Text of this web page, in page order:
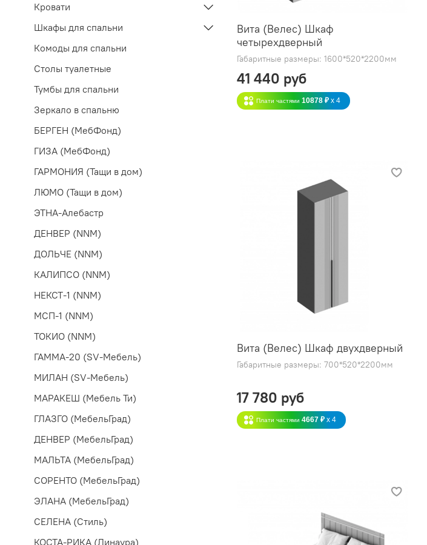
Вита (Велес) Шкаф
четырехдверный
Габаритные размеры: 1600*520*2200мм
41 440 руб
Плати частями10878 ₽ x 4
Вита (Велес) Шкаф двухдверный
Габаритные размеры: 700*520*2200мм
17 780 руб
Плати частями4667 ₽ x 4
Кровати
Шкафы для спальни
Комоды для спальни
Столы туалетные
Тумбы для спальни
Зеркало в спальню
БЕРГЕН (МебФонд)
ГИЗА (МебФонд)
ГАРМОНИЯ (Тащи в дом)
ЛЮМО (Тащи в дом)
ЭТНА-Алебастр
ДЕНВЕР (NNM)
ДОЛЬЧЕ (NNM)
КАЛИПСО (NNM)
НЕКСТ-1 (NNM)
МСП-1 (NNM)
ТОКИО (NNM)
ГАММА-20 (SV-Мебель)
МИЛАН (SV-Мебель)
МАРАКЕШ (Мебель Ти)
ГЛАЗГО (МебельГрад)
ДЕНВЕР (МебельГрад)
МАЛЬТА (МебельГрад)
СОРЕНТО (МебельГрад)
ЭЛАНА (МебельГрад)
СЕЛЕНА (Стиль)
КОСТА-РИКА (Линаура)